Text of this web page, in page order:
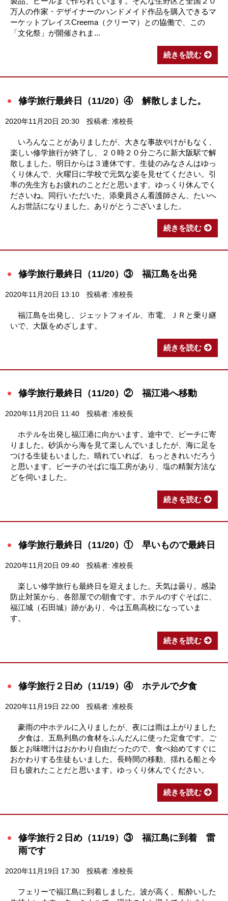
万人の作家・デザイナーのハンドメイド作品を購入できるマ
ーケットプレイスCreema（クリーマ）との協働で、この
「文化祭」が開催されま...
続きを読む
修学旅行最終日（11/20）④ 解散しました。
2020年11月20日 20:30 投稿者: 准校長
いろんなことがありましたが、大きな事故やけがもなく、
楽しい修学旅行が終了し、２０時２０分ごろに新大阪駅で解
散しました。明日からは３連休です。生徒のみなさんはゆっ
くり休んで、火曜日に学校で元気な姿を見せてください。引
率の先生方もお疲れのことだと思います。ゆっくり休んでく
ださいね。同行いただいた、添乗員さん看護師さん、たいへ
んお世話になりました。ありがとうございました。
続きを読む
修学旅行最終日（11/20）③ 福江島を出発
2020年11月20日 13:10 投稿者: 准校長
福江島を出発し、ジェットフォイル、市電、ＪＲと乗り継
いで、大阪をめざします。
続きを読む
修学旅行最終日（11/20）② 福江港へ移動
2020年11月20日 11:40 投稿者: 准校長
ホテルを出発し福江港に向かいます。途中で、ビーチに寄
りました。砂浜から海を見て楽しんでいましたが、海に足を
つける生徒もいました。晴れていれば、もっときれいだろう
と思います。ビーチのそばに塩工房があり、塩の精製方法な
どを伺いました。
続きを読む
修学旅行最終日（11/20）① 早いもので最終日
2020年11月20日 09:40 投稿者: 准校長
楽しい修学旅行も最終日を迎えました。天気は曇り。感染
防止対策から、各部屋での朝食です。ホテルのすぐそばに、
福江城（石田城）跡があり、今は五島高校になっていま
す。
続きを読む
修学旅行２日め（11/19）④ ホテルで夕食
2020年11月19日 22:00 投稿者: 准校長
豪雨の中ホテルに入りましたが、夜には雨は上がりました
夕食は、五島列島の食材をふんだんに使った定食です。ご
飯とお味噌汁はおかわり自由だったので、食べ始めてすぐに
おかわりする生徒もいました。長時間の移動、揺れる船と今
日も疲れたことだと思います。ゆっくり休んでください。
続きを読む
修学旅行２日め（11/19）③ 福江島に到着 雷
雨です
2020年11月19日 17:30 投稿者: 准校長
フェリーで福江島に到着しました。波が高く、船酔いした